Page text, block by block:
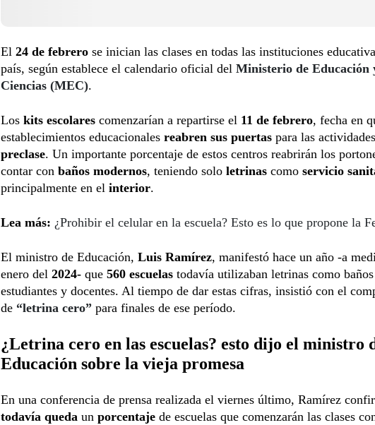
El 24 de febrero se inician las clases en todas las instituciones
país, según establece el calendario oficial del Ministerio de Educación
Ciencias (MEC).
Los kits escolares comenzarían a repartirse el 11 de febrero, fecha en
establecimientos educacionales reabren sus puertas para las
preclase. Un importante porcentaje de estos centros reabrirán los
contar con baños modernos, teniendo solo letrinas como servicio
principalmente en el interior.
Lea más: ¿Prohibir el celular en la escuela? Esto es lo que propone la
El ministro de Educación, Luis Ramírez, manifestó hace un año -a
enero del 2024- que 560 escuelas todavía utilizaban letrinas como baños
estudiantes y docentes. Al tiempo de dar estas cifras, insistió con el
de “letrina cero” para finales de ese período.
¿Letrina cero en las escuelas? esto dijo el ministro
Educación sobre la vieja promesa
En una conferencia de prensa realizada el viernes último, Ramírez
todavía queda un porcentaje de escuelas que comenzarán las clases